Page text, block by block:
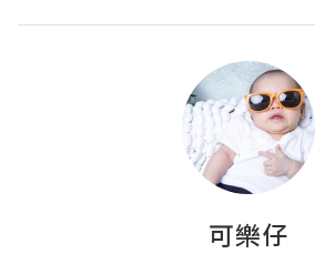
可樂仔